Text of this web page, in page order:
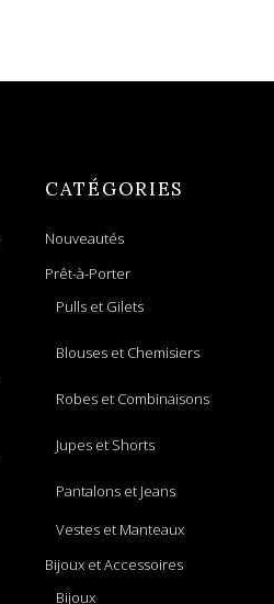
CATÉGORIES
Nouveautés
Prêt-à-Porter
Pulls et Gilets
Blouses et Chemisiers
Robes et Combinaisons
Jupes et Shorts
Pantalons et Jeans
Vestes et Manteaux
Bijoux et Accessoires
Bijoux